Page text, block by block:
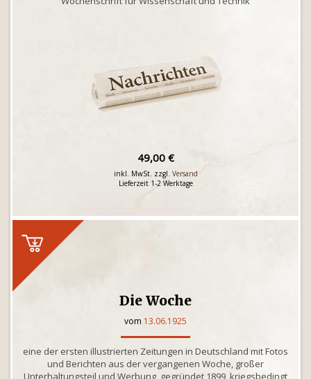
49,00 €
inkl. MwSt. zzgl. Versand
Lieferzeit 1-2 Werktage
Die Woche
vom 13.06.1925
eine der ersten illustrierten Zeitungen in Deutschland mit Fotos
und Berichten aus der vergangenen Woche, großer
Unterhaltungsteil und Werbung, gegründet 1899, kriegsbedingt